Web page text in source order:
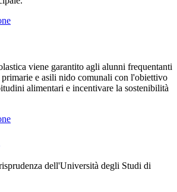
viene garantito agli alunni frequentanti
primarie e asili nido comunali con l'obiettivo
alimentari e incentivare la sostenibilità
dell'Università degli Studi di